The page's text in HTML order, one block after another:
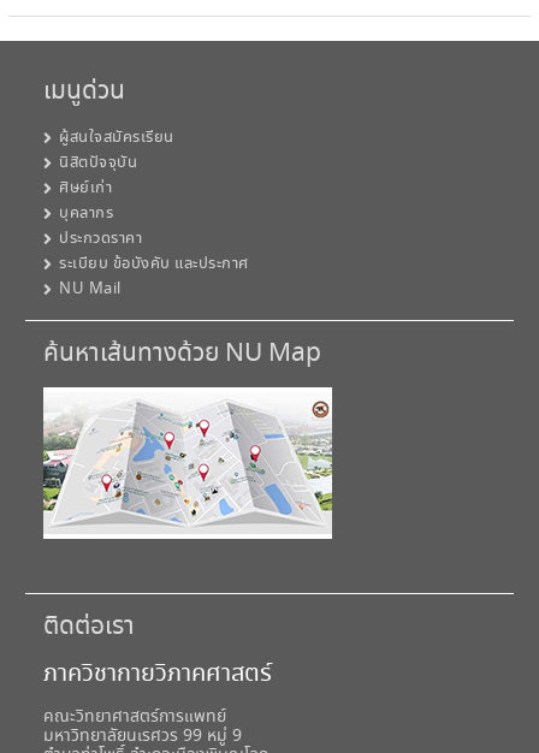
เมนูด่วน
ผู้สนใจสมัครเรียน
นิสิตปัจจุบัน
ศิษย์เก่า
บุคลากร
ประกวดราคา
ระเบียบ ข้อบังคับ และประกาศ
NU Mail
ค้นหาเส้นทางด้วย NU Map
ติดต่อเรา
ภาควิชากายวิภาคศาสตร์
คณะวิทยาศาสตร์การแพทย์
มหาวิทยาลัยนเรศวร 99 หมู่ 9